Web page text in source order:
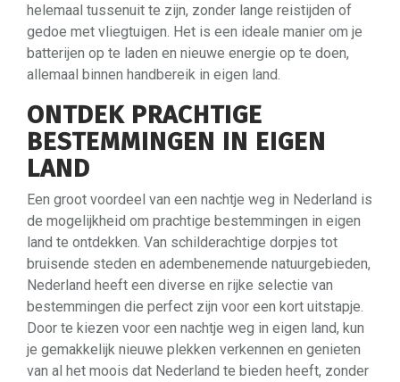
helemaal tussenuit te zijn, zonder lange reistijden of
gedoe met vliegtuigen. Het is een ideale manier om je
batterijen op te laden en nieuwe energie op te doen,
allemaal binnen handbereik in eigen land.
ONTDEK PRACHTIGE
BESTEMMINGEN IN EIGEN
LAND
Een groot voordeel van een nachtje weg in Nederland is
de mogelijkheid om prachtige bestemmingen in eigen
land te ontdekken. Van schilderachtige dorpjes tot
bruisende steden en adembenemende natuurgebieden,
Nederland heeft een diverse en rijke selectie van
bestemmingen die perfect zijn voor een kort uitstapje.
Door te kiezen voor een nachtje weg in eigen land, kun
je gemakkelijk nieuwe plekken verkennen en genieten
van al het moois dat Nederland te bieden heeft, zonder